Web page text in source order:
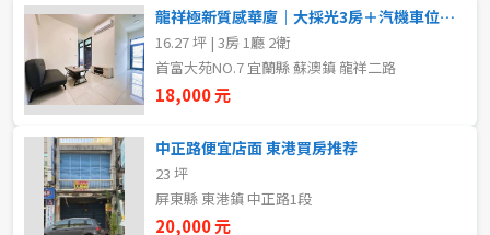
租金(元)
自租
房東自租
龍祥極新質感華廈｜大採光3房＋汽機車位｜1.8萬含管！一卡皮箱秒入住
16.27 坪 | 3房 1廳 2衛
首富大苑NO.7 宜蘭縣 蘇澳鎮 龍祥二路
18,000 元
中正路便宜店面 東港買房推荐
23 坪
屏東縣 東港鎮 中正路1段
20,000 元